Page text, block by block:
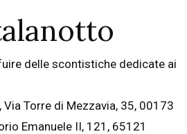
delle scontistiche dedicate ai
Via Torre di Mezzavia, 35, 00173
Emanuele II, 121, 65121